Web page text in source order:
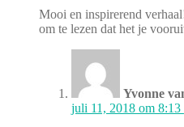
Mooi en inspirerend
om te lezen dat het je
Yvonne
juli 11, 2018 om 8:13